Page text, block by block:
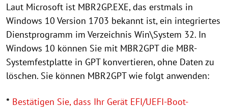
Laut Microsoft ist MBR2GP.EXE, das erstmals in
Windows 10 Version 1703 bekannt ist, ein integriertes
Dienstprogramm im Verzeichnis Win\System 32. In
Windows 10 können Sie mit MBR2GPT die MBR-
Systemfestplatte in GPT konvertieren, ohne Daten zu
löschen. Sie können MBR2GPT wie folgt anwenden:
* Bestätigen Sie, dass Ihr Gerät EFI/UEFI-Boot-